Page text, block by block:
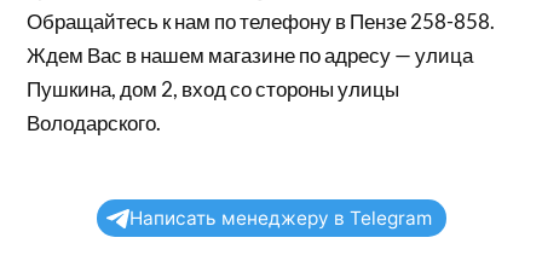
Обращайтесь к нам по телефону в Пензе 258-858.
Ждем Вас в нашем магазине по адресу — улица
Пушкина, дом 2, вход со стороны улицы
Володарского.
Написать менеджеру в Telegram